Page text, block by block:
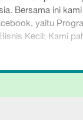
Bersama ini
yaitu
Kecil; Kami